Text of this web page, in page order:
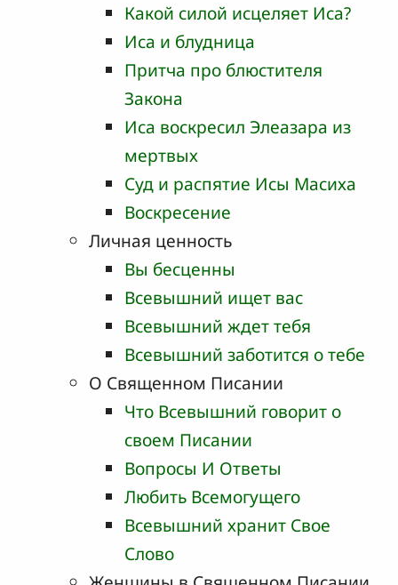
Какой силой исцеляет Иса?
Иса и блудница
Притча про блюстителя
Закона
Иса воскресил Элеазара из
мертвых
Суд и распятие Исы Масиха
Воскресение
Личная ценность
Вы бесценны
Всевышний ищет вас
Всевышний ждет тебя
Всевышний заботится о тебе
О Священном Писании
Что Всевышний говорит о
своем Писании
Вопросы И Ответы
Любить Всемогущего
Всевышний хранит Свое
Слово